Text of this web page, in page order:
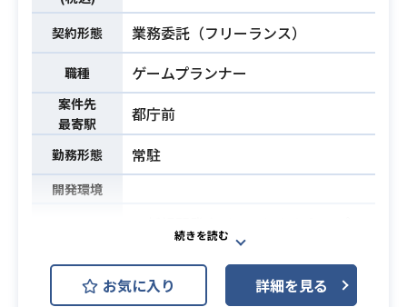
連携経験
契約形態 業務委託（フリーランス）
職種 ゲームプランナー
案件先
最寄駅
都庁前
勤務形態 常駐
開発環境
業務内容
ンナー業務をお任せいたします
【詳細】
・仕様作成、保守
お気に入り 詳細を見る